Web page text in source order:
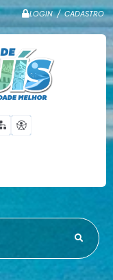
LOGIN / CADASTRO